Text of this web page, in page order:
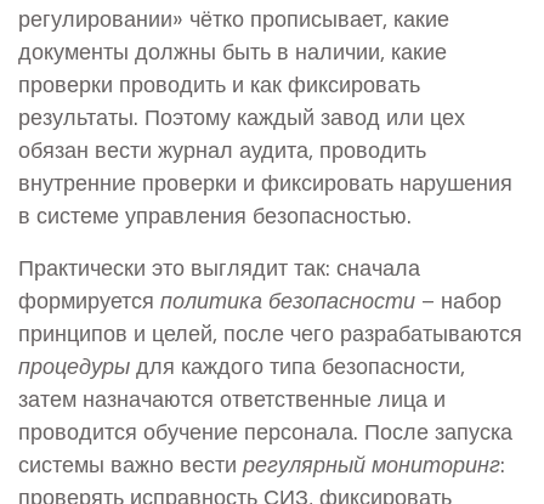
регулировании» чётко прописывает, какие
документы должны быть в наличии, какие
проверки проводить и как фиксировать
результаты. Поэтому каждый завод или цех
обязан вести журнал аудита, проводить
внутренние проверки и фиксировать нарушения
в системе управления безопасностью.
Практически это выглядит так: сначала
формируется политика безопасности – набор
принципов и целей, после чего разрабатываются
процедуры для каждого типа безопасности,
затем назначаются ответственные лица и
проводится обучение персонала. После запуска
системы важно вести регулярный мониторинг:
проверять исправность СИЗ, фиксировать